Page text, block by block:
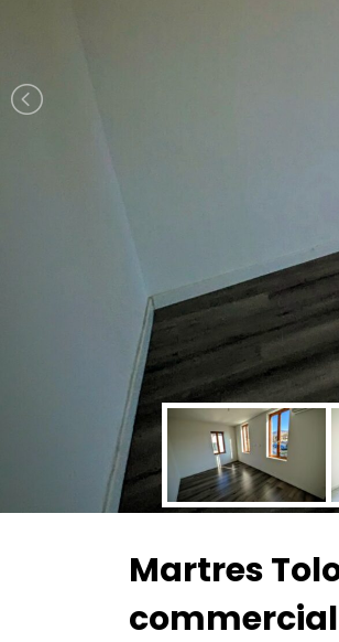
Martres